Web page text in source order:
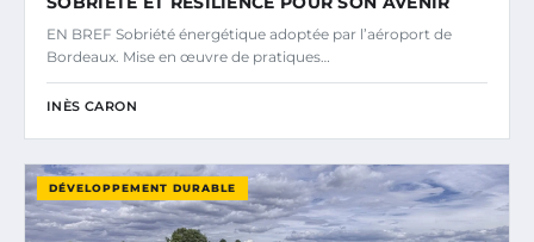
EN BREF Sobriété énergétique adoptée par l’aéroport de
Bordeaux. Mise en œuvre de pratiques…
INÈS CARON
DÉVELOPPEMENT DURABLE